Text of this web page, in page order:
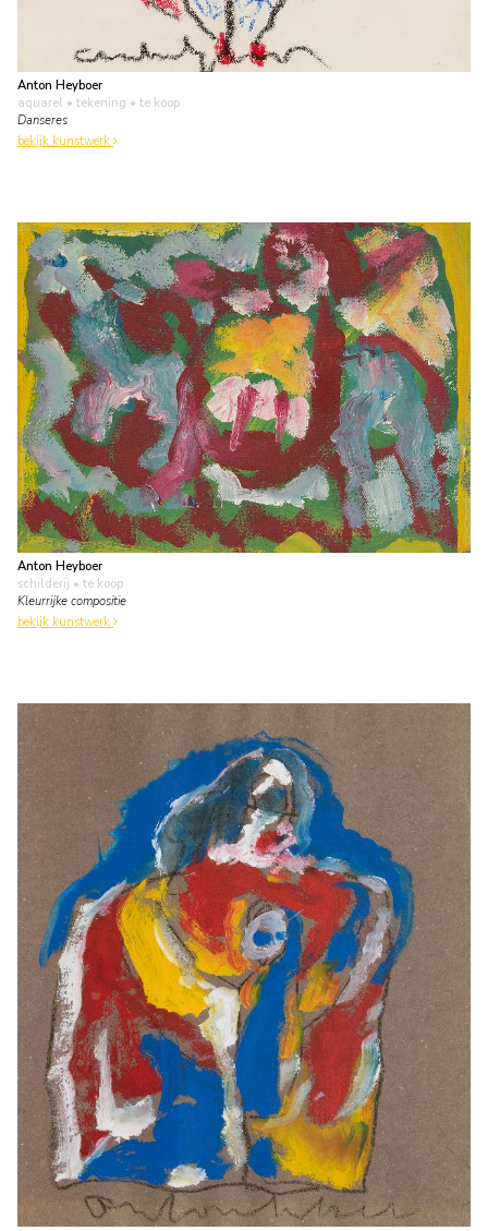
Anton Heyboer
aquarel • tekening • te koop
Danseres
bekijk kunstwerk
Anton Heyboer
schilderij • te koop
Kleurrijke compositie
bekijk kunstwerk